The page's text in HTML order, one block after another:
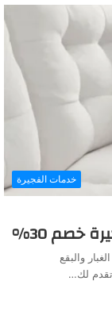
خدمات الفجيرة
30%
والبقع
لك…